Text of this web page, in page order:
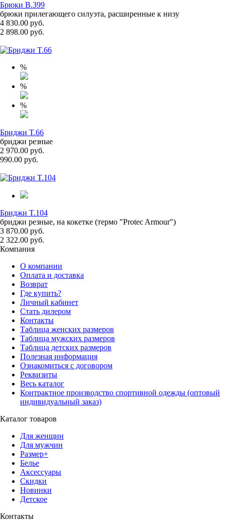
Брюки B.399
брюки прилегающего силуэта, расширенные к низу
4 830.00 руб.
2 898.00 руб.
%
%
%
Бриджи T.66
бриджи резные
2 970.00 руб.
990.00 руб.
Бриджи T.104
бриджи резные, на кокетке (термо "Protec Armour")
3 870.00 руб.
2 322.00 руб.
Компания
О компании
Оплата и доставка
Возврат
Где купить?
Личный кабинет
Стать дилером
Контакты
Таблица женских размеров
Таблица мужских размеров
Таблица детских размеров
Полезная информация
Ознакомиться с договором
Реквизиты
Весь каталог
Контрактное производство спортивной одежды (оптовый
индивидуальный заказ)
Каталог товаров
Для женщин
Для мужчин
Размер+
Белье
Аксессуары
Скидки
Новинки
Детское
Контакты